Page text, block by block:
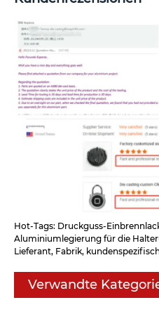
Hot-Tags: Druckguss-
Aluminiumlegierung für die
Lieferant, Fabrik,
Verwandte